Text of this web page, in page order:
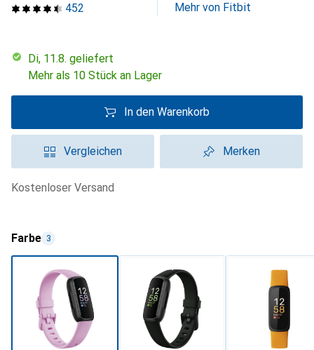
452 Mehr von Fitbit
Di, 11.8. geliefert
Mehr als 10 Stück an Lager
In den Warenkorb
Vergleichen Merken
kostenloser Versand
Farbe 3